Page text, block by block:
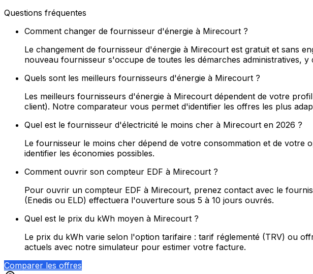
Questions fréquentes
Comment changer de fournisseur d'énergie à Mirecourt ?
Le changement de fournisseur d'énergie à Mirecourt est gratuit et sans
nouveau fournisseur s'occupe de toutes les démarches administratives,
Quels sont les meilleurs fournisseurs d'énergie à Mirecourt ?
Les meilleurs fournisseurs d'énergie à Mirecourt dépendent de votre
client). Notre comparateur vous permet d'identifier les offres les plus
Quel est le fournisseur d'électricité le moins cher à Mirecourt en 2026 ?
Le fournisseur le moins cher dépend de votre consommation et de
identifier les économies possibles.
Comment ouvrir son compteur EDF à Mirecourt ?
Pour ouvrir un compteur EDF à Mirecourt, prenez contact avec le
(Enedis ou ELD) effectuera l'ouverture sous 5 à 10 jours ouvrés.
Quel est le prix du kWh moyen à Mirecourt ?
Le prix du kWh varie selon l'option tarifaire : tarif réglementé (TRV) ou
actuels avec notre simulateur pour estimer votre facture.
Comparer les offres